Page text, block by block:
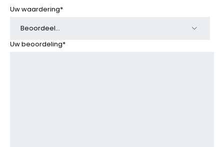
Uw waardering*
Uw beoordeling*